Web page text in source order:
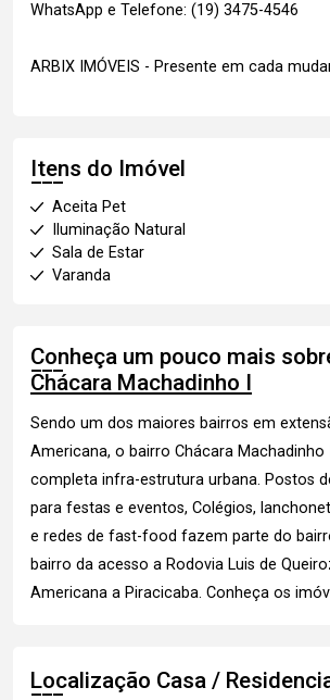
WhatsApp e Telefone: (19) 3475-4546
ARBIX IMÓVEIS - Presente em cada
Itens do Imóvel
Aceita Pet
Iluminação Natural
Sala de Estar
Varanda
Conheça um pouco mais
Chácara Machadinho I
Sendo um dos maiores bairros em
Americana, o bairro Chácara
completa infra-estrutura urbana. Postos
para festas e eventos, Colégios,
e redes de fast-food fazem parte do
bairro da acesso a Rodovia Luis de
Americana a Piracicaba. Conheça os
Localização Casa /